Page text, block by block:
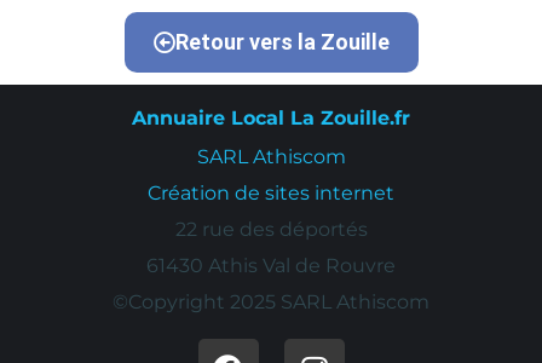
Retour vers la Zouille
Annuaire Local La Zouille.fr
SARL Athiscom
Création de sites internet
22 rue des déportés
61430 Athis Val de Rouvre
©Copyright 2025 SARL Athiscom